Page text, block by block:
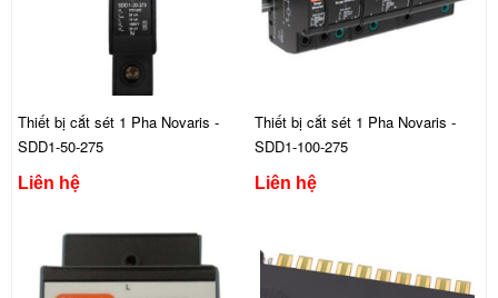
Thiết bị cắt sét 1 Pha Novaris -
SDD1-50-275
Liên hệ
Thiết bị cắt sét 1 Pha Novaris -
SDD1-100-275
Liên hệ